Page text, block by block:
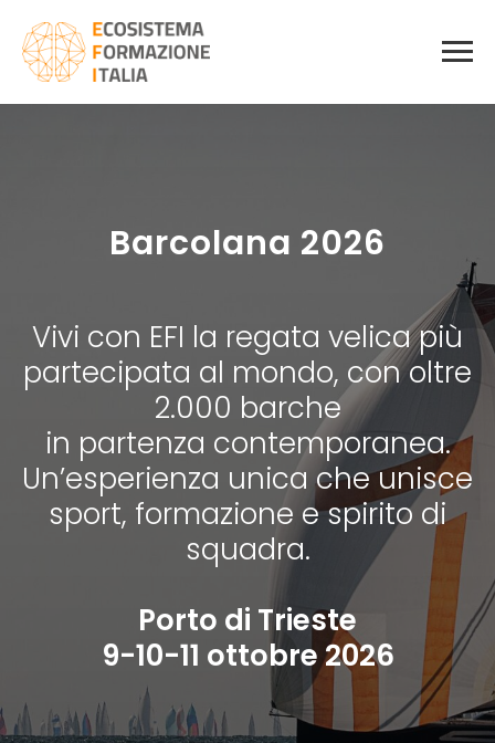
Barcolana 2026
Vivi con EFI la regata velica più
partecipata al mondo, con oltre
2.000 barche
in partenza contemporanea.
Un’esperienza unica che unisce
sport, formazione e spirito di
squadra.
Porto di Trieste
9-10-11 ottobre 2026